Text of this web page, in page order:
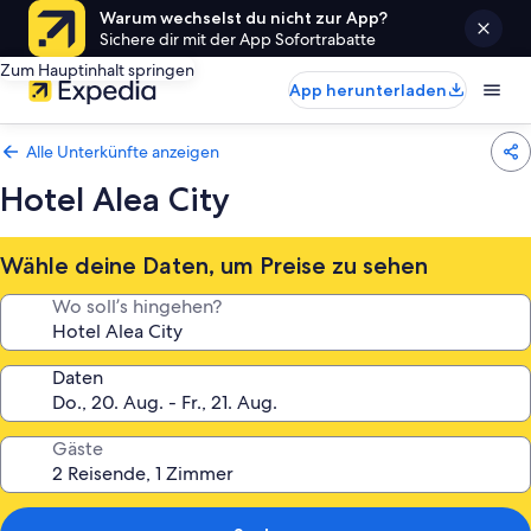
Warum wechselst du nicht zur App?
Sichere dir mit der App Sofortrabatte
Zum Hauptinhalt springen
App herunterladen
Alle Unterkünfte anzeigen
Hotel Alea City
Wähle deine Daten, um Preise zu sehen
Wo soll’s hingehen?
Daten
Gäste